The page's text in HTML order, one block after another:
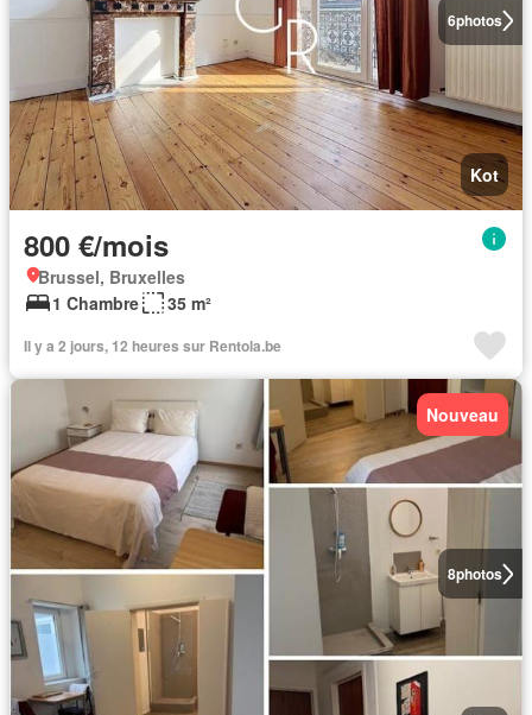
6photos
Kot
800 €/mois
Brussel, Bruxelles
1 Chambre
35 m²
Il y a 2 jours, 12 heures sur Rentola.be
8photos
Nouveau